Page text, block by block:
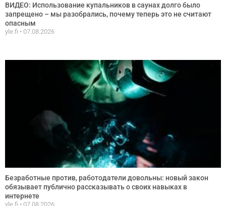
ВИДЕО: Использование купальников в саунах долго было
запрещено – мы разобрались, почему теперь это не считают
опасным
yle.fi 07.08.2026
Безработные против, работодатели довольны: новый закон
обязывает публично рассказывать о своих навыках в
интернете
yle.fi 07.08.2026